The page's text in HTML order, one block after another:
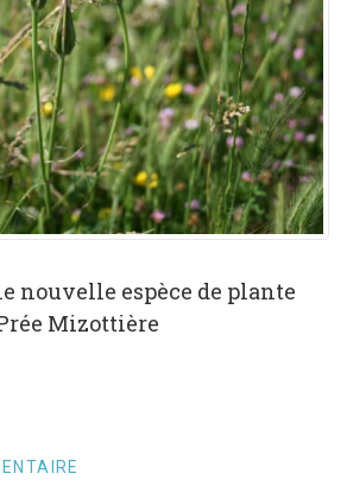
nouvelle espèce de plante
Mizottière